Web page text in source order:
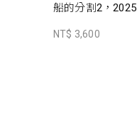
船的分割2，2025
NT$ 3,600